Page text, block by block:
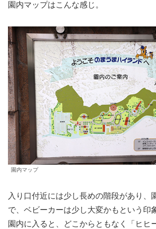
園内マップはこんな感じ。
園内マップ
入り口付近には少し長めの階段があり、
で、ベビーカーは少し大変かもという印
園内に入ると、どこからともなく「ヒヒ